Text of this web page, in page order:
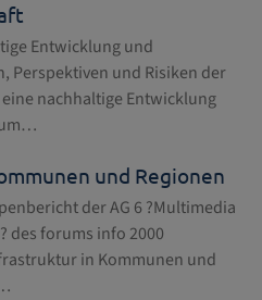
Entwicklung und
Perspektiven und Risiken der
nachhaltige Entwicklung
und Regionen
der AG 6 ?Multimedia
des forums info 2000
in Kommunen und